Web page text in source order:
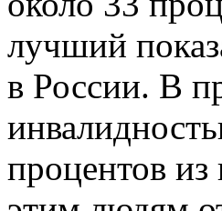
лучший
в России. В
процентов